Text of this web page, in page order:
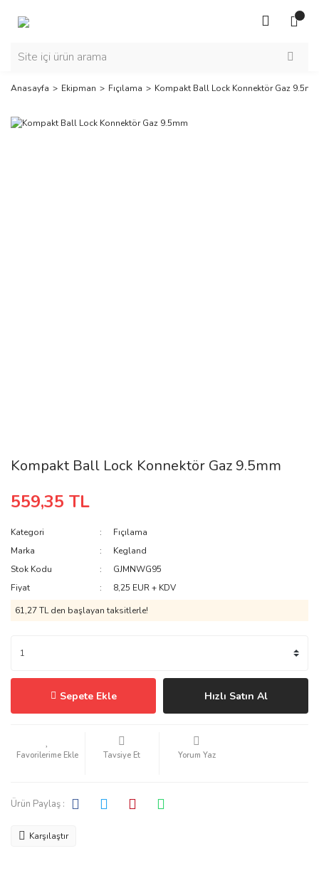
Anasayfa Ekipman Fıçılama Kompakt Ball Lock Konnektör Gaz
Kompakt Ball Lock Konnektör Gaz 9.5mm
559,35 TL
Kategori
Fıçılama
Marka
Kegland
Stok Kodu
GJMNWG95
Fiyat
8,25 EUR + KDV
61,27 TL den başlayan taksitlerle!
Sepete Ekle Hızlı Satın Al
Tavsiye Et Yorum Yaz
Ürün Paylaş :
Karşılaştır